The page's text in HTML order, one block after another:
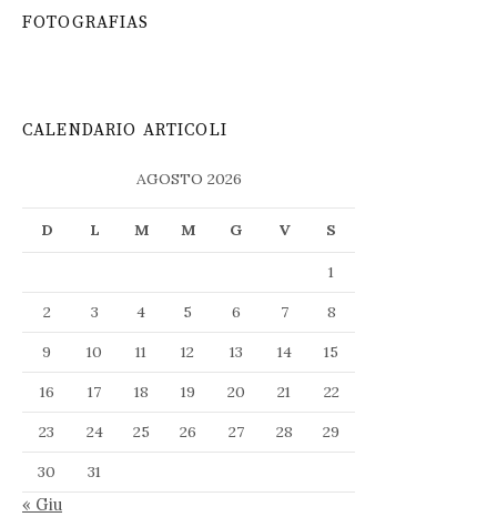
FOTOGRAFIAS
CALENDARIO ARTICOLI
AGOSTO 2026
D L M M G V S
1
2
3 4 5 6 7
8
9
10 11 12 13 14
15
16
17 18 19 20 21
22
23
24 25 26 27 28
29
30
31
« Giu